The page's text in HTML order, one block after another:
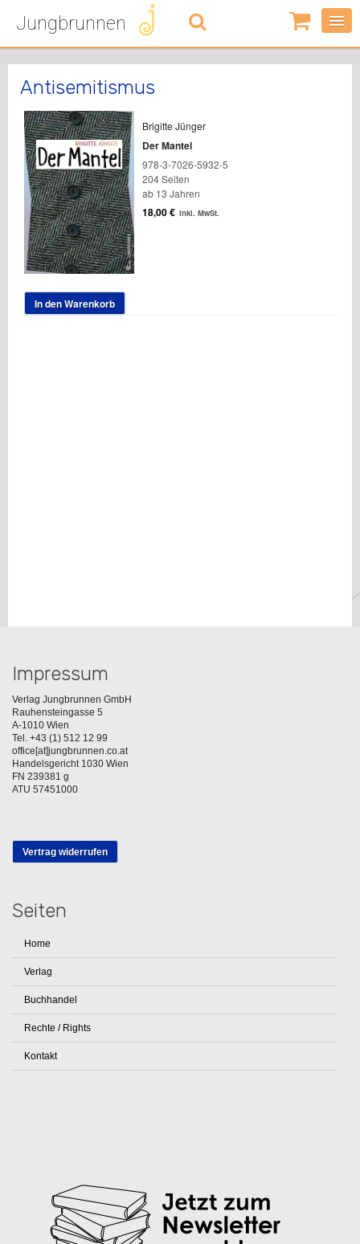
Jungbrunnen
0
Artikel
-
Antisemitismus
Brigitte Jünger
Der Mantel
978-3-7026-5932-5
204 Seiten
ab 13 Jahren
18,00€ inkl. MwSt.
In den Warenkorb
Impressum
Verlag Jungbrunnen GmbH
Rauhensteingasse 5
A-1010 Wien
Tel. +43 (1) 512 12 99
office[at]jungbrunnen.co.at
Handelsgericht 1030 Wien
FN 239381 g
ATU 57451000
Vertrag widerrufen
Seiten
Home
Verlag
Buchhandel
Rechte / Rights
Kontakt